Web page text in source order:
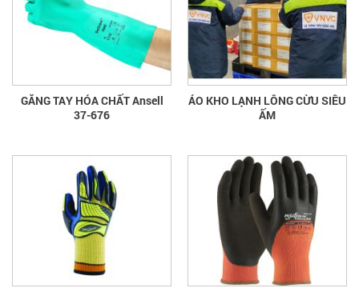
GĂNG TAY HÓA CHẤT Ansell
37-676
ÁO KHO LẠNH LÔNG CỪU SIÊU
ẤM